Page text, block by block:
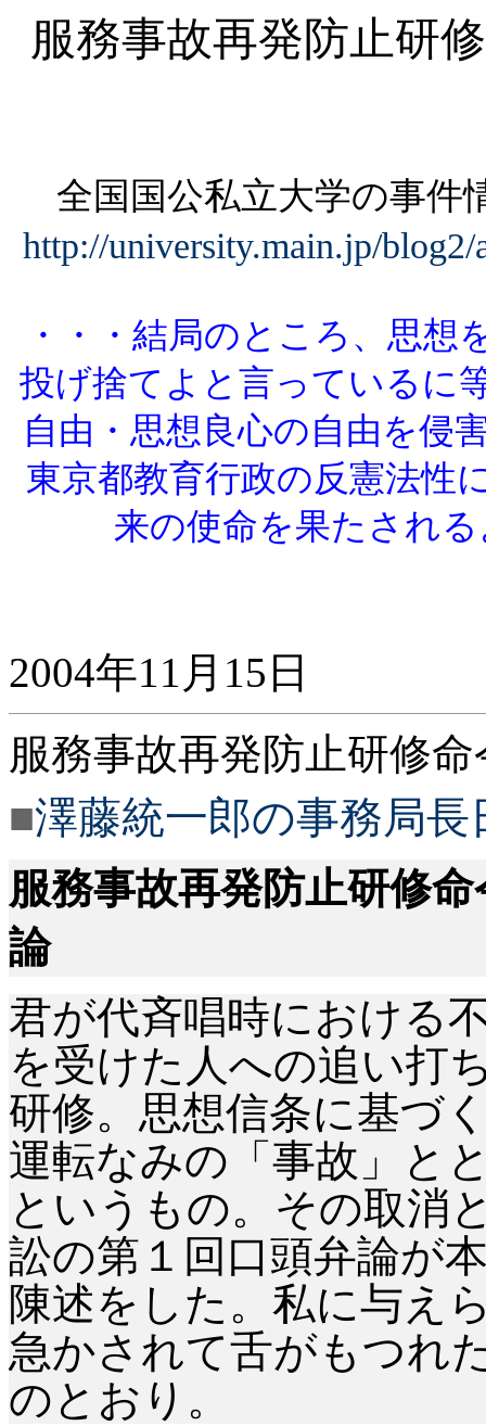
服務事故再発防止研
全国国公私立大学の事
http://university.main.jp/
・・・結局のところ、思想
投げ捨てよと言っているに
自由・思想良心の自由を侵
東京都教育行政の反憲法性
来の使命を果たされ
2004年11月15日
服務事故再発防止研修
■澤藤統一郎の事務局長
服務事故再発防止研修
論
君が代斉唱時における
を受けた人への追い打
研修。思想信条に基づ
運転なみの「事故」と
というもの。その取消
訟の第１回口頭弁論が
陳述をした。私に与え
急かされて舌がもつれ
のとおり。